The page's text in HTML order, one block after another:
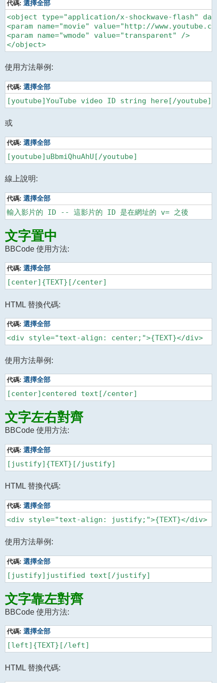
代碼: 選擇全部
<object type="application/x-shockwave-flash"
<param name="movie" value="http://
<param name="wmode" value="transparent" />
使用方法舉例:
代碼: 選擇全部
或
代碼: 選擇全部
線上說明:
代碼: 選擇全部
文字置中
BBCode 使用方法:
代碼: 選擇全部
HTML 替換代碼:
代碼: 選擇全部
使用方法舉例:
代碼: 選擇全部
文字左右對齊
BBCode 使用方法:
代碼: 選擇全部
HTML 替換代碼:
代碼: 選擇全部
使用方法舉例:
代碼: 選擇全部
文字靠左對齊
BBCode 使用方法:
代碼: 選擇全部
HTML 替換代碼: